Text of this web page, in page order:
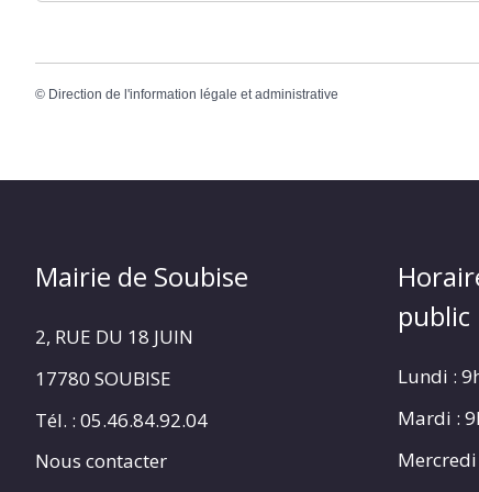
© Direction de l'information légale et administrative
Mairie de Soubise
2, RUE DU 18 JUIN
17780 SOUBISE
Tél. : 05.46.84.92.04
Nous contacter
public
Lundi :
Mardi :